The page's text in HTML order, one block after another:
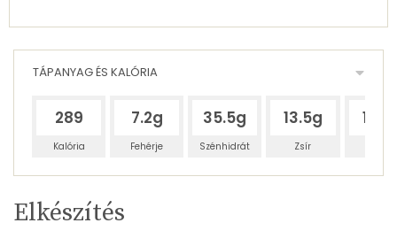
TÁPANYAG ÉS KALÓRIA
289
Kalória
7.2g
Fehérje
35.5g
Szénhidrát
13.5g
Zsír
Egy
adagban
TÁPANYAGTARTALOM
Elkészítés